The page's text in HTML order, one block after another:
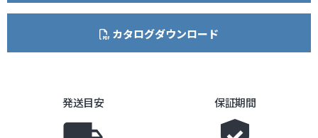
カタログダウンロード
発送目安 保証期間